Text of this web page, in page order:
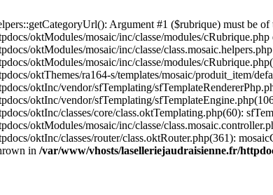
Argument #1 ($rubrique) must be
oktModules/mosaic/inc/classe/modules/
oktModules/mosaic/inc/classe/
oktModules/mosaic/inc/classe/modules/
oktThemes/ra164-s/templates/mosaic/produit_item/
oktInc/vendor/sfTemplating/
oktInc/vendor/sfTemplating/
oktInc/classes/core/class.oktTemplating.php(60):
oktModules/mosaic/inc/classe/
oktInc/classes/router/class.oktRouter.php(361):
in /var/www/vhosts/laselleriejaudraisienne.fr/